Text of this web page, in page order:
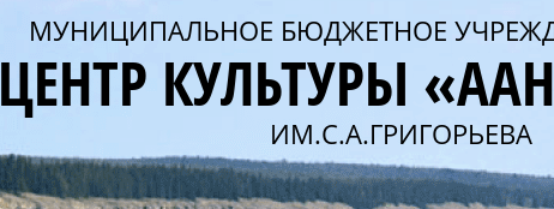
МУНИЦИПАЛЬНОЕ БЮДЖЕТНОЕ
ЦЕНТР КУЛЬТУРЫ
ИМ.С.А.ГРИГОРЬЕВА